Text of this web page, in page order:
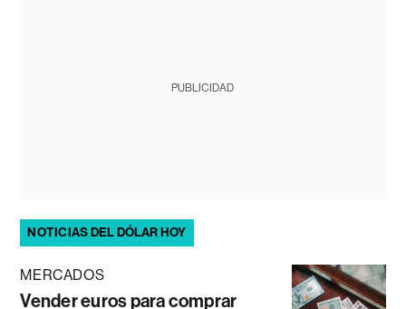
PUBLICIDAD
NOTICIAS DEL DÓLAR HOY
MERCADOS
Vender euros para comprar